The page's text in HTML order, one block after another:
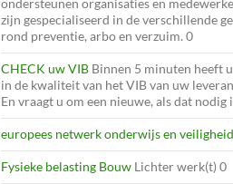
ondersteunen organisaties en
zijn gespecialiseerd in de verschillende
rond preventie, arbo en verzuim. 0
CHECK uw VIB Binnen 5 minuten heeft
in de kwaliteit van het VIB van uw
En vraagt u om een nieuwe, als dat nodig
europees netwerk onderwijs en veiligheid
Fysieke belasting Bouw Lichter werk(t) 0